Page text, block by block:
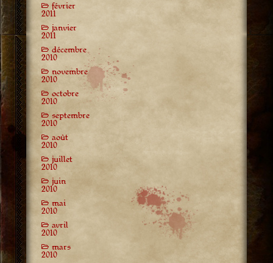
février
2011
janvier
2011
décembre
2010
novembre
2010
octobre
2010
septembre
2010
août
2010
juillet
2010
juin
2010
mai
2010
avril
2010
mars
2010